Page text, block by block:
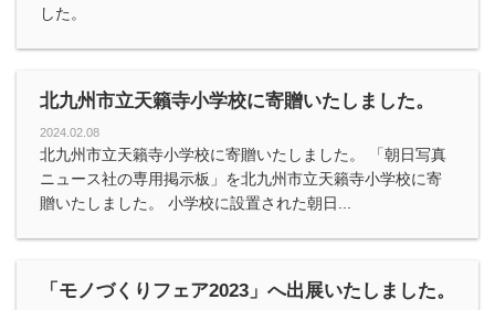
した。
北九州市立天籟寺小学校に寄贈いたしました。
2024.02.08
北九州市立天籟寺小学校に寄贈いたしました。 「朝日写真
ニュース社の専用掲示板」を北九州市立天籟寺小学校に寄
贈いたしました。 小学校に設置された朝日...
「モノづくりフェア2023」へ出展いたしました。